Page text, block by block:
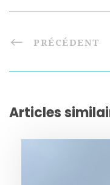
PRÉCÉDENT
Articles